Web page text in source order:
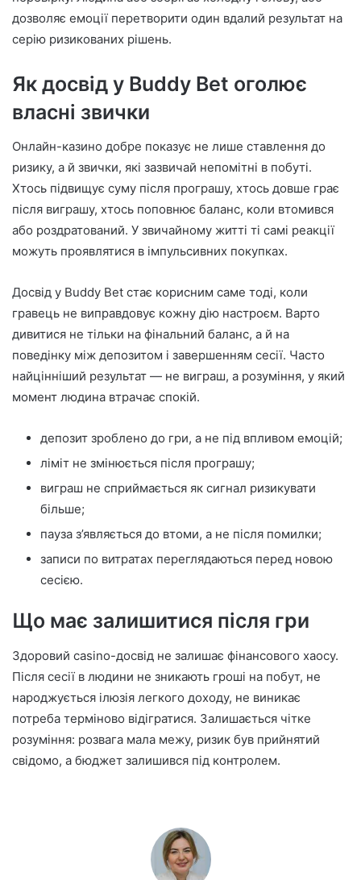
дозволяє емоції перетворити один вдалий результат на
серію ризикованих рішень.
Як досвід у Buddy Bet оголює
власні звички
Онлайн-казино добре показує не лише ставлення до
ризику, а й звички, які зазвичай непомітні в побуті.
Хтось підвищує суму після програшу, хтось довше грає
після виграшу, хтось поповнює баланс, коли втомився
або роздратований. У звичайному житті ті самі реакції
можуть проявлятися в імпульсивних покупках.
Досвід у Buddy Bet стає корисним саме тоді, коли
гравець не виправдовує кожну дію настроєм. Варто
дивитися не тільки на фінальний баланс, а й на
поведінку між депозитом і завершенням сесії. Часто
найцінніший результат — не виграш, а розуміння, у який
момент людина втрачає спокій.
депозит зроблено до гри, а не під впливом емоцій;
ліміт не змінюється після програшу;
виграш не сприймається як сигнал ризикувати
більше;
пауза з’являється до втоми, а не після помилки;
записи по витратах переглядаються перед новою
сесією.
Що має залишитися після гри
Здоровий casino-досвід не залишає фінансового хаосу.
Після сесії в людини не зникають гроші на побут, не
народжується ілюзія легкого доходу, не виникає
потреба терміново відігратися. Залишається чітке
розуміння: розвага мала межу, ризик був прийнятий
свідомо, а бюджет залишився під контролем.